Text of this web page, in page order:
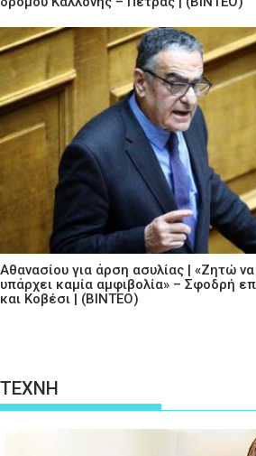
Αθανασίου για άρση ασυλίας | «Ζητώ να
υπάρχει καμία αμφιβολία» – Σφοδρή
και Κοβέσι | (ΒΙΝΤΕΟ)
ΤΕΧΝΗ